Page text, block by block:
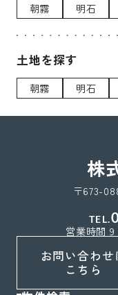
朝霧 明石
土地を探す
朝霧 明石
株
〒673-
TEL.
営業時間
お問い合わせ
こちら